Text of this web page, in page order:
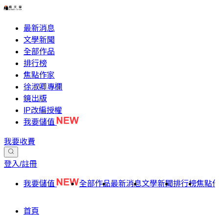
最新消息
文學新聞
全部作品
排行榜
焦點作家
徐淑卿專欄
鏡出版
IP改編授權
我要儲值
我要收費
登入/註冊
我要儲值 全部作品最新消息文學新聞排行榜焦點
首頁